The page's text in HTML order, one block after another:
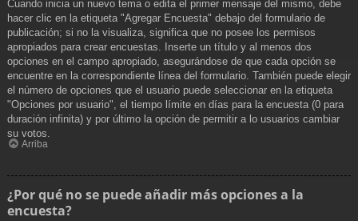
Cuando inicia un nuevo tema o edita el primer mensaje del mismo, debe
hacer clic en la etiqueta "Agregar Encuesta" debajo del formulario de
publicación; si no la visualiza, significa que no posee los permisos
apropiados para crear encuestas. Inserte un título y al menos dos
opciones en el campo apropiado, asegurándose de que cada opción se
encuentre en la correspondiente línea del formulario. También puede elegir
el número de opciones que el usuario puede seleccionar en la etiqueta
"Opciones por usuario", el tiempo límite en días para la encuesta (0 para
duración infinita) y por último la opción de permitir a lo usuarios cambiar
su votos.
Arriba
¿Por qué no se puede añadir más opciones a la
encuesta?